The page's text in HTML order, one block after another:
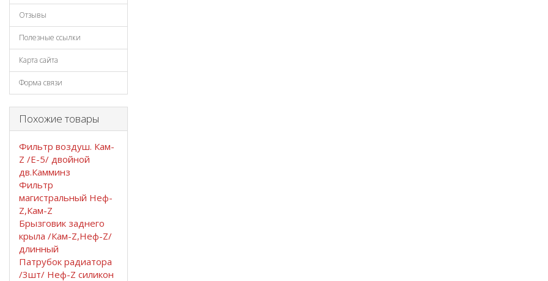
Отзывы
Полезные ссылки
Карта сайта
Форма связи
Похожие товары
Фильтр воздуш. Кам-
Z /Е-5/ двойной
дв.Камминз
Фильтр
магистральный Неф-
Z,Кам-Z
Брызговик заднего
крыла /Кам-Z,Неф-Z/
длинный
Патрубок радиатора
/3шт/ Неф-Z силикон